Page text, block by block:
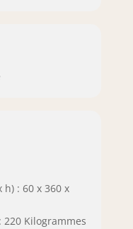
: 60 x 360 x
Kilogrammes